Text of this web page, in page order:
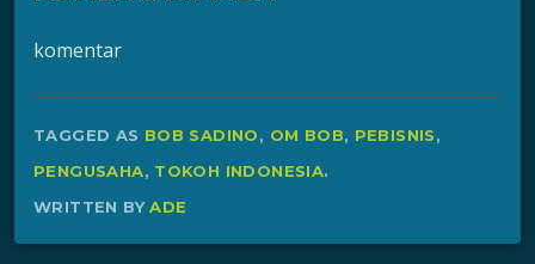
komentar
TAGGED AS BOB SADINO, OM BOB, PEBISNIS,
PENGUSAHA, TOKOH INDONESIA.
WRITTEN BYADE